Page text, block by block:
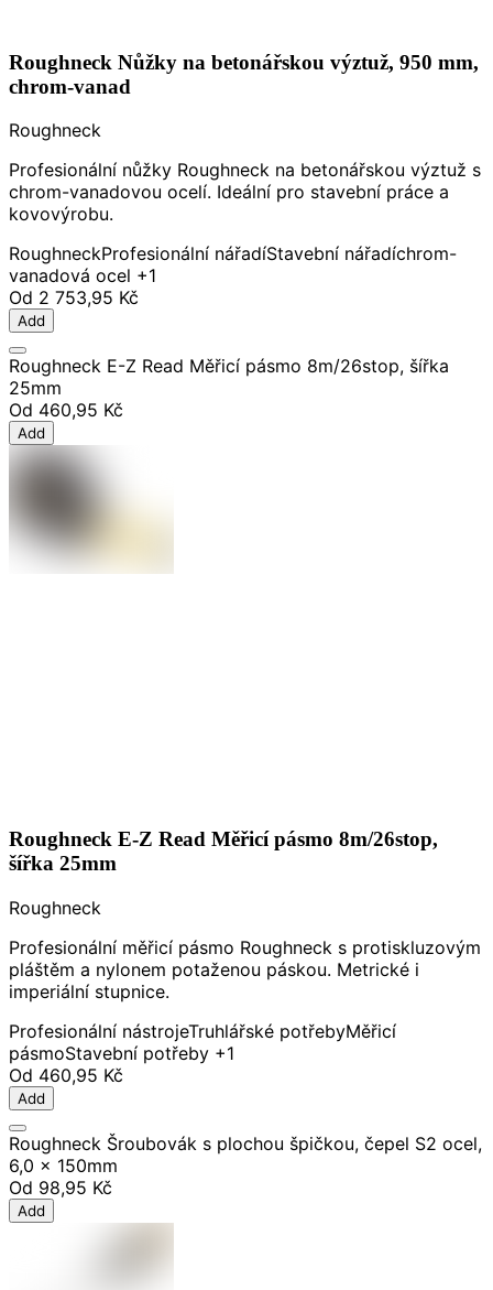
Roughneck Nůžky na betonářskou výztuž, 950 mm,
chrom-vanad
Roughneck
Profesionální nůžky Roughneck na betonářskou výztuž s
chrom-vanadovou ocelí. Ideální pro stavební práce a
kovovýrobu.
RoughneckProfesionální nářadíStavební nářadíchrom-
vanadová ocel +1
Od 2 753,95 Kč
Add
Roughneck E-Z Read Měřicí pásmo 8m/26stop, šířka
25mm
Od 460,95 Kč
Add
Roughneck E-Z Read Měřicí pásmo 8m/26stop,
šířka 25mm
Roughneck
Profesionální měřicí pásmo Roughneck s protiskluzovým
pláštěm a nylonem potaženou páskou. Metrické i
imperiální stupnice.
Profesionální nástrojeTruhlářské potřebyMěřicí
pásmoStavební potřeby +1
Od 460,95 Kč
Add
Roughneck Šroubovák s plochou špičkou, čepel S2 ocel,
6,0 x 150mm
Od 98,95 Kč
Add